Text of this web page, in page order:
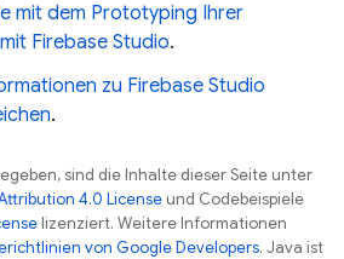
mit dem Prototyping Ihrer
Firebase Studio.
zu Firebase Studio
.
sind die Inhalte dieser Seite unter
4.0 License und Codebeispiele
lizenziert. Weitere Informationen
von Google Developers. Java ist